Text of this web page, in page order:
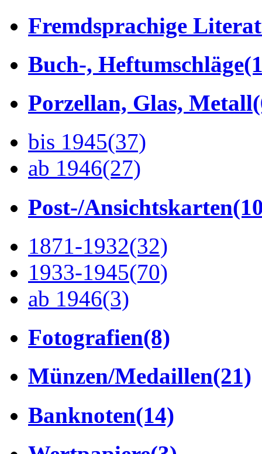
Fremdsprachige
Buch-, Heftumschläge
Porzellan, Glas, Metall
bis 1945(37)
ab 1946(27)
Post-/Ansichtskarten
1871-1932(32)
1933-1945(70)
ab 1946(3)
Fotografien(8)
Münzen/Medaillen(21)
Banknoten(14)